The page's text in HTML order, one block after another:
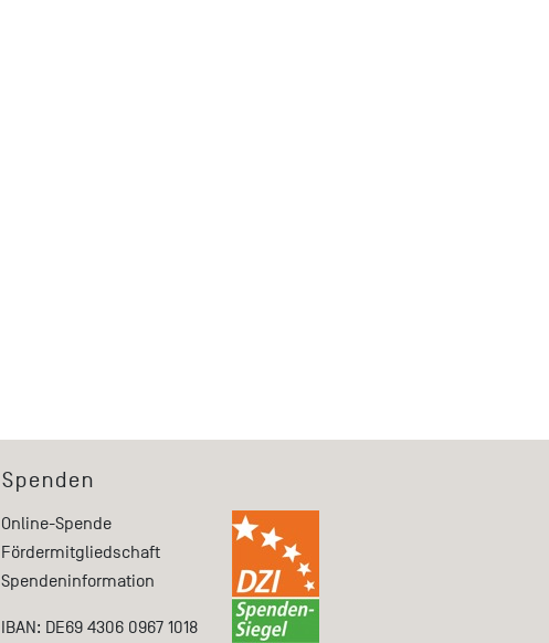
Spenden
Online-Spende
Fördermitgliedschaft
Spendeninformation
IBAN: DE69 4306 0967 1018